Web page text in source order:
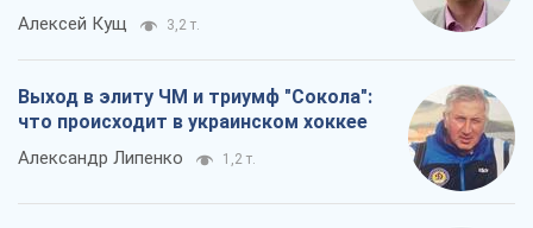
Алексей Кущ 3,2 т.
Выход в элиту ЧМ и триумф "Сокола":
что происходит в украинском хоккее
Александр Липенко 1,2 т.